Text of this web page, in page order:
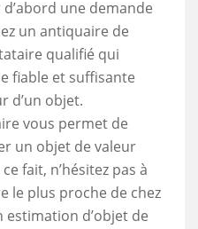
une demande
un antiquaire de
qualifié qui
fiable et suffisante
d’un objet.
vous permet de
un objet de valeur
fait, n’hésitez pas à
le plus proche de chez
d’objet de